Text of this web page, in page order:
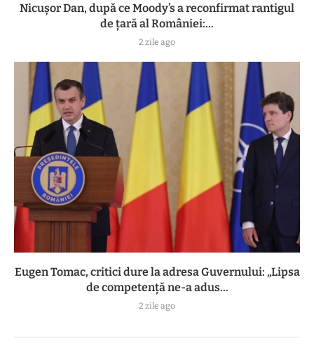
Nicușor Dan, după ce Moody’s a reconfirmat rantigul
de țară al României:...
2 zile ago
Eugen Tomac, critici dure la adresa Guvernului: „Lipsa
de competență ne-a adus...
2 zile ago